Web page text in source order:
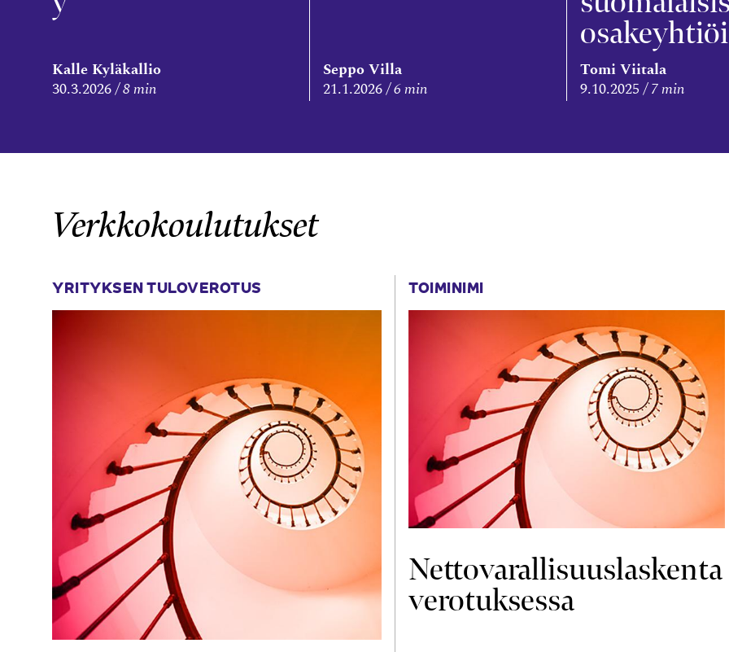
Kalle Kyläkallio
30.3.2026 8 min
Seppo Villa
21.1.2026 6 min
Tomi Viitala
9.10.2025
7 min
Verkkokoulutukset
YRITYKSEN TULOVEROTUS TOIMINIMI
Nettovarallisuuslaskenta
verotuksessa